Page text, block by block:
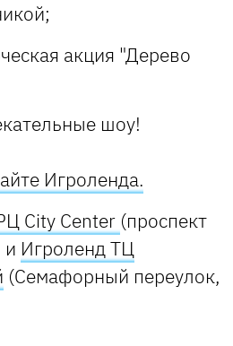
акция "Дерево
шоу!
Игроленда.
City Center (проспект
и Игроленд ТЦ
(Семафорный переулок,